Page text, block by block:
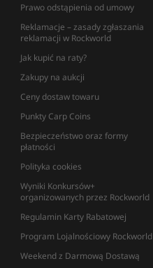
Prawo odstąpienia od umowy
Reklamacje – zasady zgłaszania
reklamacji w Rockworld
Jak kupić na raty?
Zakupy na aukcji
Ceny dostaw towaru
Punkty Carp Coins
Bezpieczeństwo oraz formy
płatności
Polityka cookies
Wyniki Konkursów+
organizowanych przez Rockworld
Regulamin Karty Rabatowej
Program Lojalnościowy Rockworld
Weekend z Darmową Dostawą